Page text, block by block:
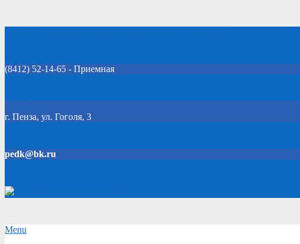
(8412) 52-14-65 - Приемная
Click Here
г. Пенза, ул. Гоголя, 3
pedk@bk.ru
Secondary
Menu